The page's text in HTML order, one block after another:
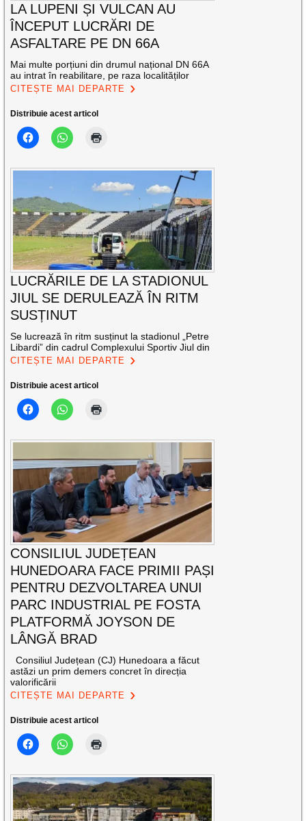
LA LUPENI ȘI VULCAN AU
ÎNCEPUT LUCRĂRI DE
ASFALTARE PE DN 66A
Mai multe porțiuni din drumul național DN 66A
au intrat în reabilitare, pe raza localităților
CITEȘTE MAI DEPARTE
Distribuie acest articol
LUCRĂRILE DE LA STADIONUL
JIUL SE DERULEAZĂ ÎN RITM
SUSȚINUT
Se lucrează în ritm susținut la stadionul „Petre
Libardi” din cadrul Complexului Sportiv Jiul din
CITEȘTE MAI DEPARTE
Distribuie acest articol
CONSILIUL JUDEȚEAN
HUNEDOARA FACE PRIMII PAȘI
PENTRU DEZVOLTAREA UNUI
PARC INDUSTRIAL PE FOSTA
PLATFORMĂ JOYSON DE
LÂNGĂ BRAD
Consiliul Județean (CJ) Hunedoara a făcut
astăzi un prim demers concret în direcția
valorificării
CITEȘTE MAI DEPARTE
Distribuie acest articol